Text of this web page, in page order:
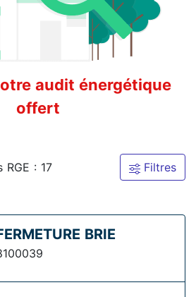
audit énergétique
offert
RGE : 17 Filtres
BRIE